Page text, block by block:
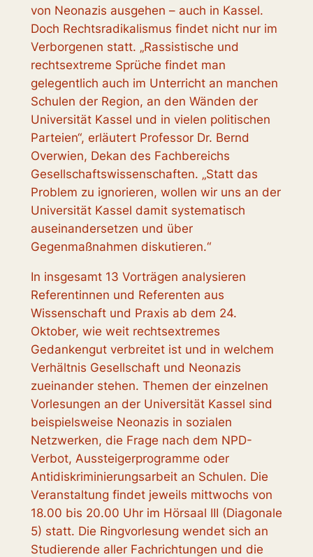
von Neonazis ausgehen – auch in Kassel.
Doch Rechtsradikalismus findet nicht nur im
Verborgenen statt. „Rassistische und
rechtsextreme Sprüche findet man
gelegentlich auch im Unterricht an manchen
Schulen der Region, an den Wänden der
Universität Kassel und in vielen politischen
Parteien“, erläutert Professor Dr. Bernd
Overwien, Dekan des Fachbereichs
Gesellschaftswissenschaften. „Statt das
Problem zu ignorieren, wollen wir uns an der
Universität Kassel damit systematisch
auseinandersetzen und über
Gegenmaßnahmen diskutieren.“
In insgesamt 13 Vorträgen analysieren
Referentinnen und Referenten aus
Wissenschaft und Praxis ab dem 24.
Oktober, wie weit rechtsextremes
Gedankengut verbreitet ist und in welchem
Verhältnis Gesellschaft und Neonazis
zueinander stehen. Themen der einzelnen
Vorlesungen an der Universität Kassel sind
beispielsweise Neonazis in sozialen
Netzwerken, die Frage nach dem NPD-
Verbot, Aussteigerprogramme oder
Antidiskriminierungsarbeit an Schulen. Die
Veranstaltung findet jeweils mittwochs von
18.00 bis 20.00 Uhr im Hörsaal III (Diagonale
5) statt. Die Ringvorlesung wendet sich an
Studierende aller Fachrichtungen und die